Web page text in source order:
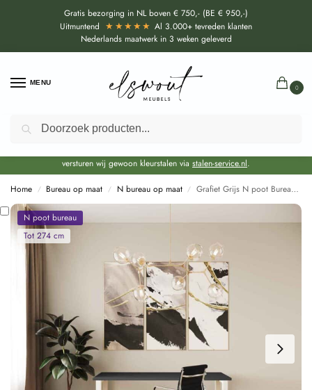
Gratis bezorging in NL boven € 750,- (BE € 950,-)
Uitmuntend ★★★★★ Al 3.000+ tevreden klanten
Nederlands maatwerk in 3 weken geleverd
MENU
0
Door de bouwvakperiode geldt momenteel een EXTRA levertijd van circa 3
weken bovenop de reguliere levertijd.
versturen wij gewoon kleurstalen via stalen-service.nl.
Home / Bureau op maat / N bureau op maat / Grafiet Grijs N poot Bureau op maat
N poot bureau
Tot 274 cm